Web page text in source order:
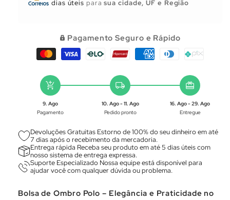
UtensíliosUtensílios
dias úteis parasua cidade, UF e Região
Pagamento Seguro e Rápido
add_shopping_cart
9. Ago
Pagamento
local_shipping
10. Ago - 11. Ago
Pedido pronto
redeem
16. Ago - 29. Ago
Entregue
Devoluções Gratuitas Estorno de 100% do seu dinheiro em até
7 dias após o recebimento da mercadoria.
Entrega rápida Receba seu produto em até 5 dias úteis com
nosso sistema de entrega expressa.
Suporte Especializado Nossa equipe está disponível para
ajudar você com qualquer dúvida ou problema.
Bolsa de Ombro Polo – Elegância e Praticidade no